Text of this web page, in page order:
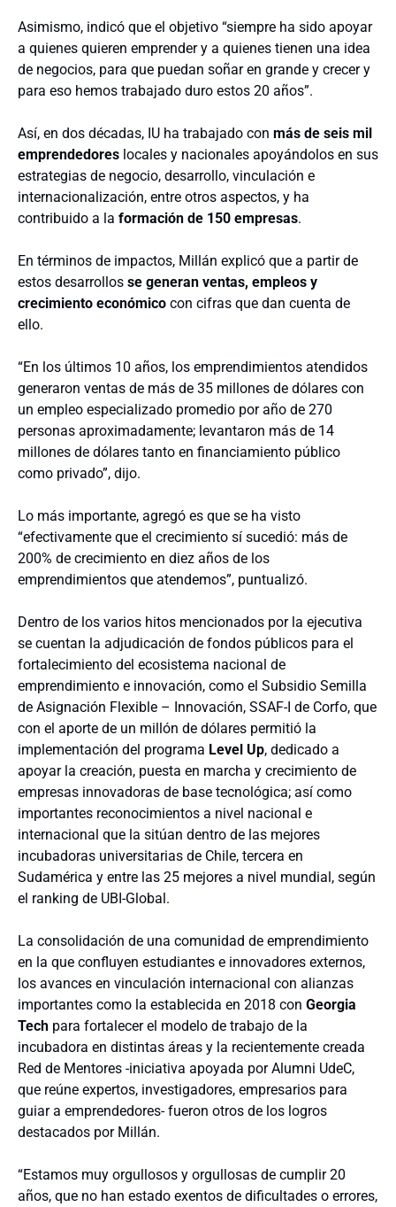
Asimismo, indicó que el objetivo “siempre ha sido apoyar
a quienes quieren emprender y a quienes tienen una idea
de negocios, para que puedan soñar en grande y crecer y
para eso hemos trabajado duro estos 20 años”.
Así, en dos décadas, IU ha trabajado con más de seis mil
emprendedores locales y nacionales apoyándolos en sus
estrategias de negocio, desarrollo, vinculación e
internacionalización, entre otros aspectos, y ha
contribuido a la formación de 150 empresas.
En términos de impactos, Millán explicó que a partir de
estos desarrollos se generan ventas, empleos y
crecimiento económico con cifras que dan cuenta de
ello.
“En los últimos 10 años, los emprendimientos atendidos
generaron ventas de más de 35 millones de dólares con
un empleo especializado promedio por año de 270
personas aproximadamente; levantaron más de 14
millones de dólares tanto en financiamiento público
como privado”, dijo.
Lo más importante, agregó es que se ha visto
“efectivamente que el crecimiento sí sucedió: más de
200% de crecimiento en diez años de los
emprendimientos que atendemos”, puntualizó.
Dentro de los varios hitos mencionados por la ejecutiva
se cuentan la adjudicación de fondos públicos para el
fortalecimiento del ecosistema nacional de
emprendimiento e innovación, como el Subsidio Semilla
de Asignación Flexible – Innovación, SSAF-I de Corfo, que
con el aporte de un millón de dólares permitió la
implementación del programa Level Up, dedicado a
apoyar la creación, puesta en marcha y crecimiento de
empresas innovadoras de base tecnológica; así como
importantes reconocimientos a nivel nacional e
internacional que la sitúan dentro de las mejores
incubadoras universitarias de Chile, tercera en
Sudamérica y entre las 25 mejores a nivel mundial, según
el ranking de UBI-Global.
La consolidación de una comunidad de emprendimiento
en la que confluyen estudiantes e innovadores externos,
los avances en vinculación internacional con alianzas
importantes como la establecida en 2018 con Georgia
Tech para fortalecer el modelo de trabajo de la
incubadora en distintas áreas y la recientemente creada
Red de Mentores -iniciativa apoyada por Alumni UdeC,
que reúne expertos, investigadores, empresarios para
guiar a emprendedores- fueron otros de los logros
destacados por Millán.
“Estamos muy orgullosos y orgullosas de cumplir 20
años, que no han estado exentos de dificultades o errores,